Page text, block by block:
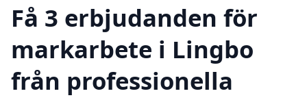
Få 3 erbjudanden för
markarbete i Lingbo
från professionella